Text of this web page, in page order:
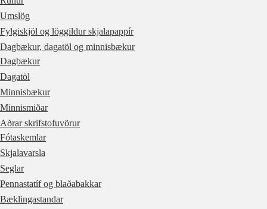
Umslög
Fylgiskjöl og löggildur skjalapappír
Dagbækur, dagatöl og minnisbækur
Dagbækur
Dagatöl
Minnisbækur
Minnismiðar
Aðrar skrifstofuvörur
Fótaskemlar
Skjalavarsla
Seglar
Pennastatíf og blaðabakkar
Bæklingastandar